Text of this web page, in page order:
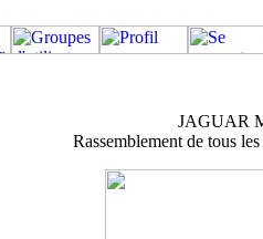
JAGUAR
Rassemblement de tous